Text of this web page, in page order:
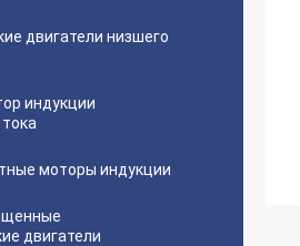
двигатели низшего
индукции
моторы индукции
двигатели